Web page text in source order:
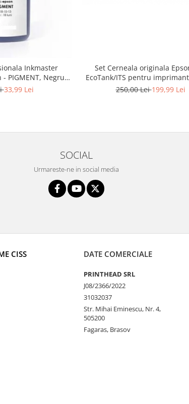
Inkmaster
PIGMENT, Negru,
33,99 Lei
Set Cerneala originala
EcoTank/ITS pentru
L4150, L4160, L4260, L4266,
250,00 Lei199,99 Lei
SOCIAL
Urmareste-ne in social media
CISS DATE COMERCIALE
PRINTHEAD SRL
J08/2366/2022
31032037
Str. Mihai Eminescu, Nr. 4,
505200
Fagaras, Brasov